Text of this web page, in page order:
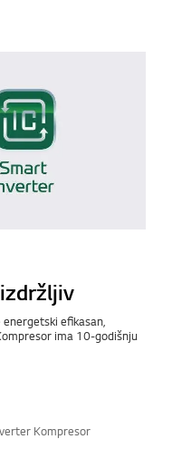
efikasan,
ima 10-godišnju
Kompresor